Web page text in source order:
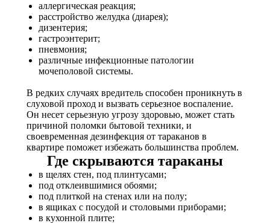
аллергическая реакция;
расстройство желудка (диарея);
дизентерия;
гастроэнтерит;
пневмония;
различные инфекционные патологии
мочеполовой системы.
В редких случаях вредитель способен проникнуть в
слуховой проход и вызвать серьезное воспаление.
Он несет серьезную угрозу здоровью, может стать
причиной поломки бытовой техники, и
своевременная дезинфекция от тараканов в
квартире поможет избежать большинства проблем.
Где скрываются тараканы
в щелях стен, под плинтусами;
под отклеившимися обоями;
под плиткой на стенах или на полу;
в ящиках с посудой и столовыми приборами;
в кухонной плите;